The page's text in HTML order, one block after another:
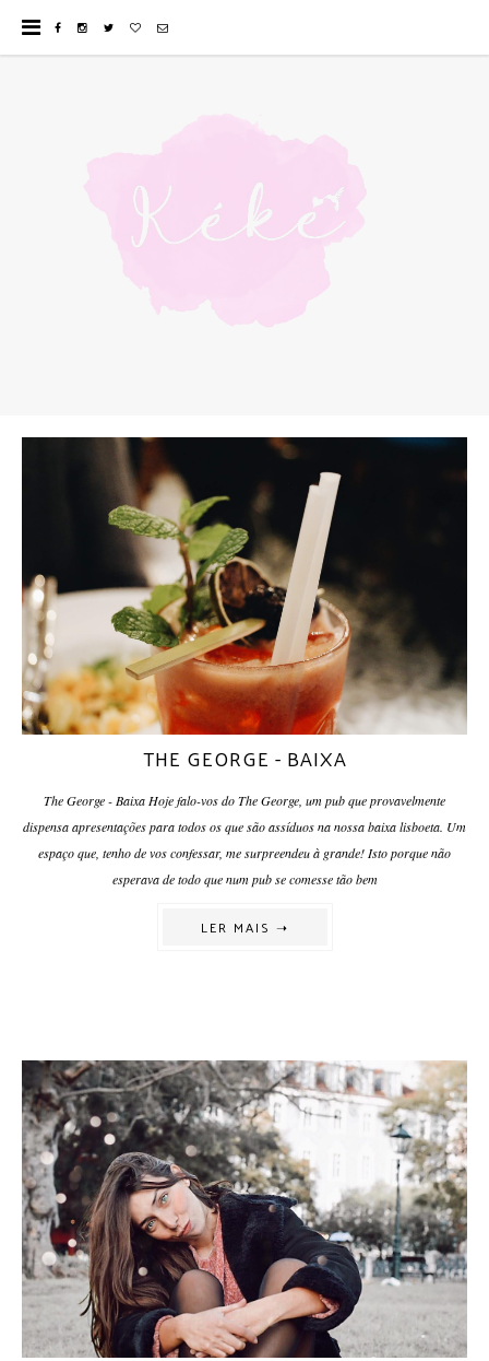
THE GEORGE - BAIXA
The George - Baixa Hoje falo-vos do The George, um pub que provavelmente
dispensa apresentações para todos os que são assíduos na nossa baixa lisboeta. Um
espaço que, tenho de vos confessar, me surpreendeu à grande! Isto porque não
esperava de todo que num pub se comesse tão bem
LER MAIS ➝